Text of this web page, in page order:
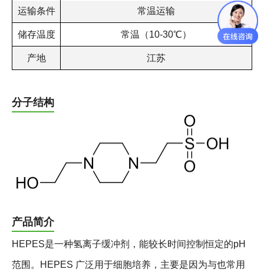
运输条件 常温运输
储存温度 常温（10-30℃）
产地 江苏
分子结构
产品简介
HEPES是一种氢离子缓冲剂，能较长时间控制恒定的pH
范围。HEPES 广泛用于细胞培养，主要是因为与也常用